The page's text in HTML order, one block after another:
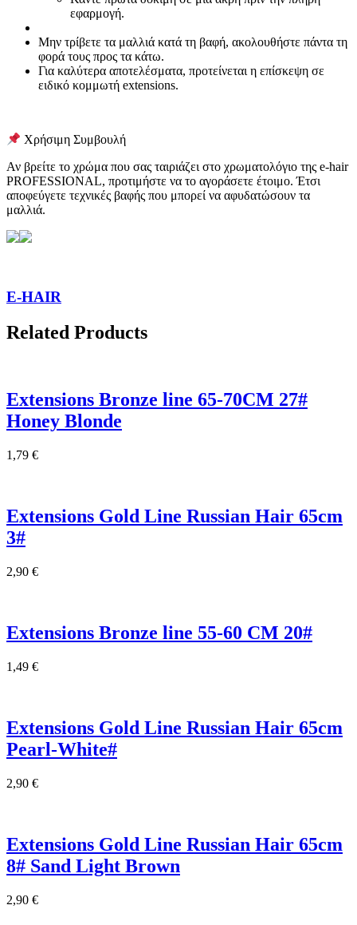
εφαρμογή.
Μην τρίβετε τα μαλλιά κατά τη βαφή, ακολουθήστε πάντα τη
φορά τους προς τα κάτω.
Για καλύτερα αποτελέσματα, προτείνεται η επίσκεψη σε
ειδικό κομμωτή extensions.
Χρήσιμη Συμβουλή
Αν βρείτε το χρώμα που σας ταιριάζει στο χρωματολόγιο της e-hair
PROFESSIONAL, προτιμήστε να το αγοράσετε έτοιμο. Έτσι
αποφεύγετε τεχνικές βαφής που μπορεί να αφυδατώσουν τα
μαλλιά.
E-HAIR
Related Products
Extensions Bronze line 65-70CM 27#
Honey Blonde
1,79 €
Extensions Gold Line Russian Hair 65cm
3#
2,90 €
Extensions Bronze line 55-60 CM 20#
1,49 €
Extensions Gold Line Russian Hair 65cm
Pearl-White#
2,90 €
Extensions Gold Line Russian Hair 65cm
8# Sand Light Brown
2,90 €